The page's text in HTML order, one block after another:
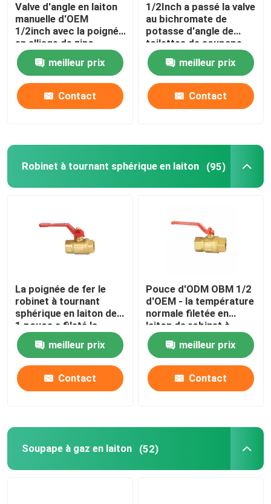
Valve d'angle en laiton
manuelle d'OEM
1/2inch avec la poignée
en alliage de zinc
meilleur prix
Contact
1/2Inch a passé la valve
au bichromate de
potasse d'angle de
toilettes de soupape
d'arrêt d'angle d'évier
meilleur prix
Contact
Robinet à tournant sphérique en laiton (95)
La poignée de fer le
robinet à tournant
sphérique en laiton de
1 pouce a fileté la
norme de norme ANSI
d'ASTMmeilleur prix
Contact
Pouce d'ODM OBM 1/2
d'OEM - la température
normale filetée en
laiton de robinet à
tournant sphérique de
4 poucesmeilleur prix
Contact
Soupape à gaz en laiton (52)